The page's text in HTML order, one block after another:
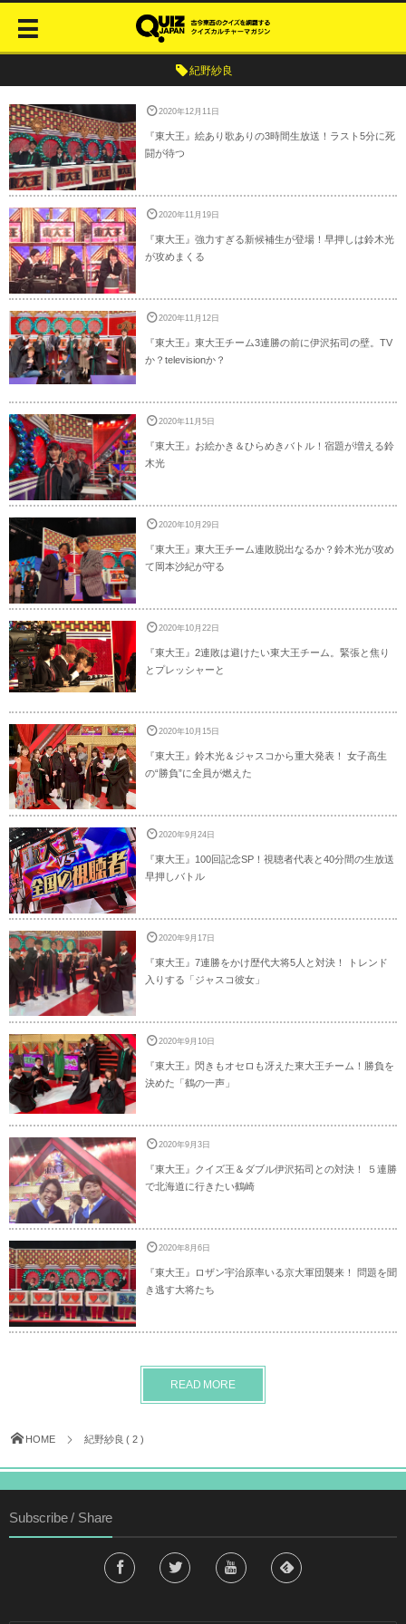
紀野紗良
2020年12月11日
『東大王』絵あり歌ありの3時間生放送！ラスト5分に死
闘が待つ
2020年11月19日
『東大王』強力すぎる新候補生が登場！早押しは鈴木光
が攻めまくる
2020年11月12日
『東大王』東大王チーム3連勝の前に伊沢拓司の壁。TV
か？televisionか？
2020年11月5日
『東大王』お絵かき＆ひらめきバトル！宿題が増える鈴
木光
2020年10月29日
『東大王』東大王チーム連敗脱出なるか？鈴木光が攻め
て岡本沙紀が守る
2020年10月22日
『東大王』2連敗は避けたい東大王チーム。緊張と焦り
とプレッシャーと
2020年10月15日
『東大王』鈴木光＆ジャスコから重大発表！ 女子高生
の“勝負”に全員が燃えた
2020年9月24日
『東大王』100回記念SP！視聴者代表と40分間の生放送
早押しバトル
2020年9月17日
『東大王』7連勝をかけ歴代大将5人と対決！ トレンド
入りする「ジャスコ彼女」
2020年9月10日
『東大王』閃きもオセロも冴えた東大王チーム！勝負を
決めた「鶴の一声」
2020年9月3日
『東大王』クイズ王＆ダブル伊沢拓司との対決！ ５連勝
で北海道に行きたい鶴崎
2020年8月6日
『東大王』ロザン宇治原率いる京大軍団襲来！ 問題を聞
き逃す大将たち
READ MORE
HOME 紀野紗良 ( 2 )
Subscribe / Share